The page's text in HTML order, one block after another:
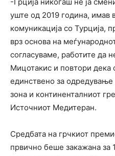
уште од 2019 година, имав
комуникација со Турција,
врз основа на
согласуваме, работите да
Мицотакис и повтори дека
единствено за одредување
зона и континенталниот
Источниот Медитеран.
Средбата на грчкиот
првично беше закажана за